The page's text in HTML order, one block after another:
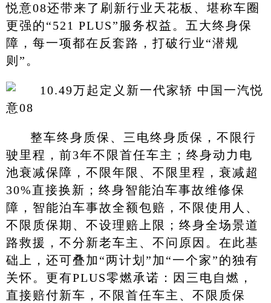
悦意08还带来了刷新行业天花板、堪称车圈
更强的“521 PLUS”服务权益。五大终身保
障，每一项都在反套路，打破行业“潜规
则”。
整车终身质保、三电终身质保，不限行
驶里程，前3年不限首任车主；终身动力电
池衰减保障，不限年限、不限里程，衰减超
30%直接换新；终身智能泊车事故维修保
障，智能泊车事故全额包赔，不限使用人、
不限质保期、不设理赔上限；终身全场景道
路救援，不分新老车主、不问原因。在此基
础上，还可叠加“两计划”加“一个家”的独有
关怀。更有PLUS零燃承诺：因三电自燃，
直接赔付新车，不限首任车主、不限质保